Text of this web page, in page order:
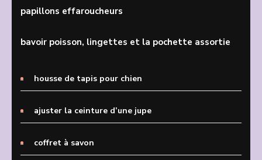
papillons effaroucheurs
bavoir poisson, lingettes et la pochette assortie
housse de tapis pour chien
ajuster la ceinture d’une jupe
coffret à savon